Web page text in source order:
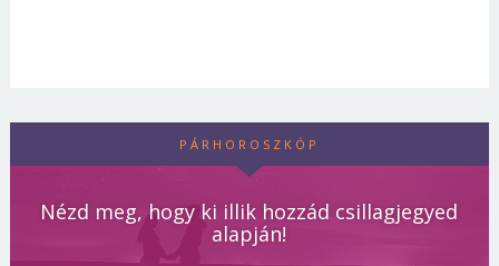
PÁRHOROSZKÓP
Nézd meg, hogy ki illik hozzád csillagjegyed
alapján!